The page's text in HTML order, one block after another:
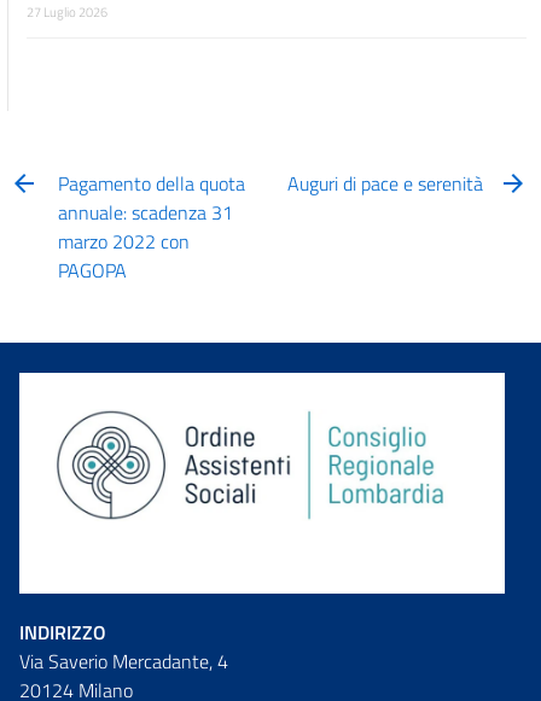
27 Luglio 2026
Pagamento della quota
annuale: scadenza 31
marzo 2022 con
PAGOPA
Auguri di pace e serenità
INDIRIZZO
Via Saverio Mercadante, 4
20124 Milano